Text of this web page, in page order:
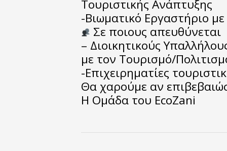
Τουριστικής Ανάπτυξης
-Βιωματικό Εργαστήριο
Σε ποιους απευθύνεται
– Διοικητικούς
με τον Τουρισμό/
-Επιχειρηματίες
Θα χαρούμε αν
Η Ομάδα του EcoZani